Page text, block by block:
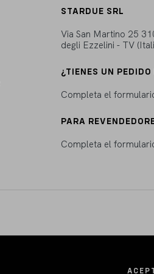
STARDUE SRL
Via San Martino 25
degli Ezzelini - TV
¿TIENES UN
Completa el
PARA
Completa el